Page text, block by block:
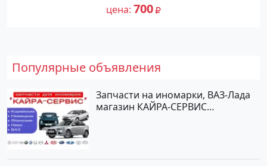
цена 700
Популярные объявления
Запчасти на иномарки, ВАЗ-Лада
магазин КАЙРА-СЕРВИС